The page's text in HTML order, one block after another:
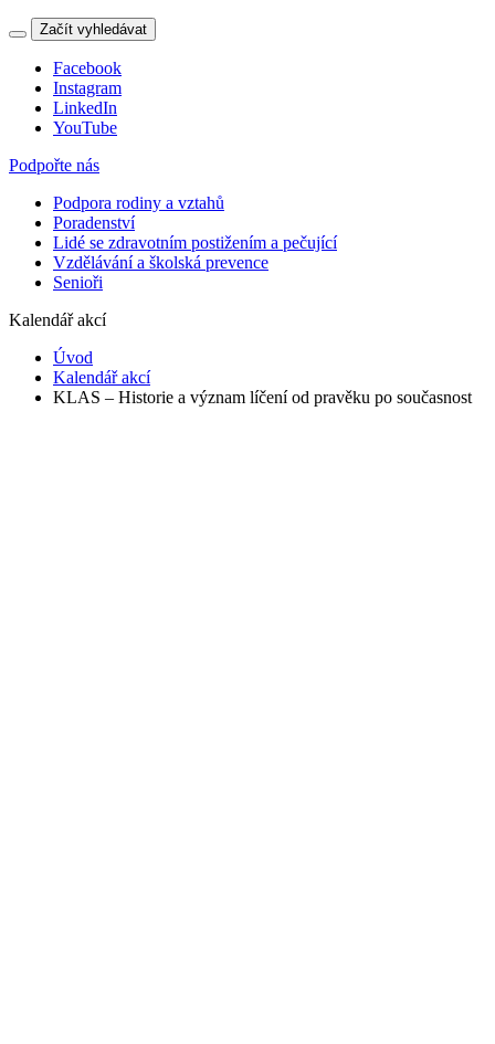
Začít vyhledávat
Facebook
Instagram
LinkedIn
YouTube
Podpořte nás
Podpora rodiny a vztahů
Poradenství
Lidé se zdravotním postižením a pečující
Vzdělávání a školská prevence
Senioři
Kalendář akcí
Úvod
Kalendář akcí
KLAS – Historie a význam líčení od pravěku po současnost